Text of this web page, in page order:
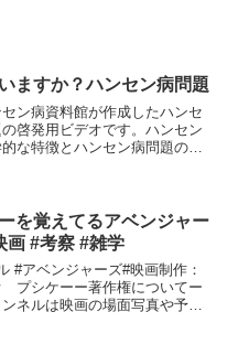
ますか？ハンセン病問題
ン病資料館が作成したハンセ
啓発用ビデオです。ハンセン
な特徴とハンセン病問題の歴
を覚えてるアベンジャー
#考察 #雑学
#アベンジャーズ#映画制作：
プシケーー著作権についてー
ネルは映画の場面写真や予告